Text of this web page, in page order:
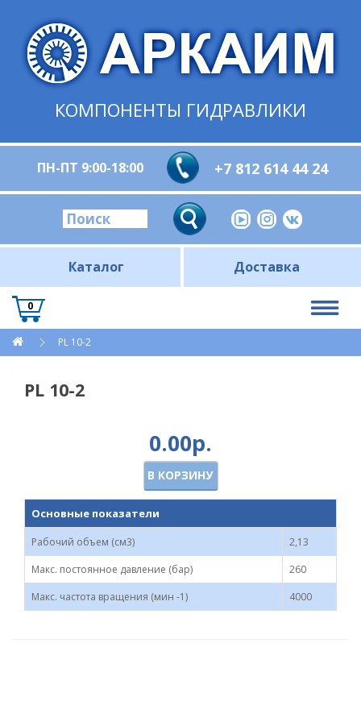
КОМПОНЕНТЫ ГИДРАВЛИКИ
ПН-ПТ 9:00-18:00 +7 812 614 44 24
Каталог Доставка
0
PL 10-2
PL 10-2
0.00р.
В КОРЗИНУ
Основные показатели
Рабочий объем (см3)
2,13
Макс. постоянное давление (бар)
260
Макс. частота вращения (мин -1)
4000